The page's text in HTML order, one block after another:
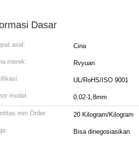
Dasar
asal: Cina
merek: Rvyuan
UL/RoHS/ISO 9001
model: 0,02-1,8mm
min Order: 20 Kilogram/Kilogram
Bisa dinegosiasikan